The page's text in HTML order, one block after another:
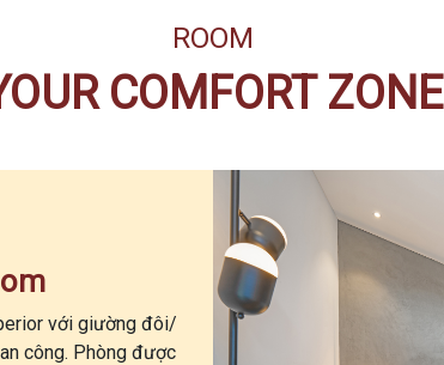
ROOM
COMFORT ZONE
với giường đôi/
công. Phòng được